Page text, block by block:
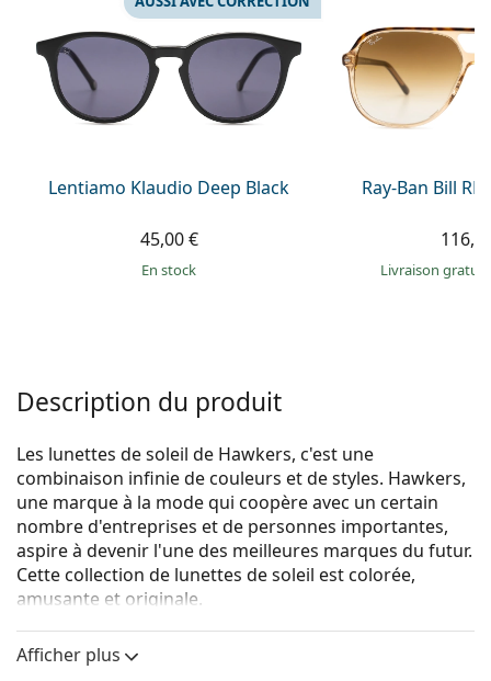
Prada
Toutes les marques
Lentiamo Klaudio Deep Black
45,00 €
en stock
Ray-Ban Bill
Livraison
Description du produit
Les lunettes de soleil de Hawkers, c'est une
combinaison infinie de couleurs et de styles. Hawkers,
une marque à la mode qui coopère avec un certain
nombre d'entreprises et de personnes importantes,
aspire à devenir l'une des meilleures marques du futur.
Cette collection de lunettes de soleil est colorée,
amusante et originale.
Hawkers Clear Blue One Hybridsont des lunettes de
soleil unisexes.
Afficher plus